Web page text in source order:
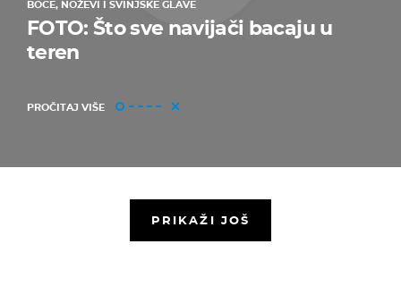
BOCE, NOŽEVI I SVINJSKE GLAVE
FOTO: Što sve navijači bacaju u
teren
PROČITAJ VIŠE
PRIKAŽI JOŠ